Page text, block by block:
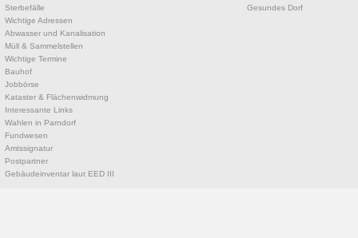
Sterbefälle
Wichtige Adressen
Abwasser und Kanalisation
Müll & Sammelstellen
Wichtige Termine
Bauhof
Jobbörse
Kataster & Flächenwidmung
Interessante Links
Wahlen in Parndorf
Fundwesen
Amtssignatur
Postpartner
Gebäudeinventar laut EED III
Gesundes Dorf